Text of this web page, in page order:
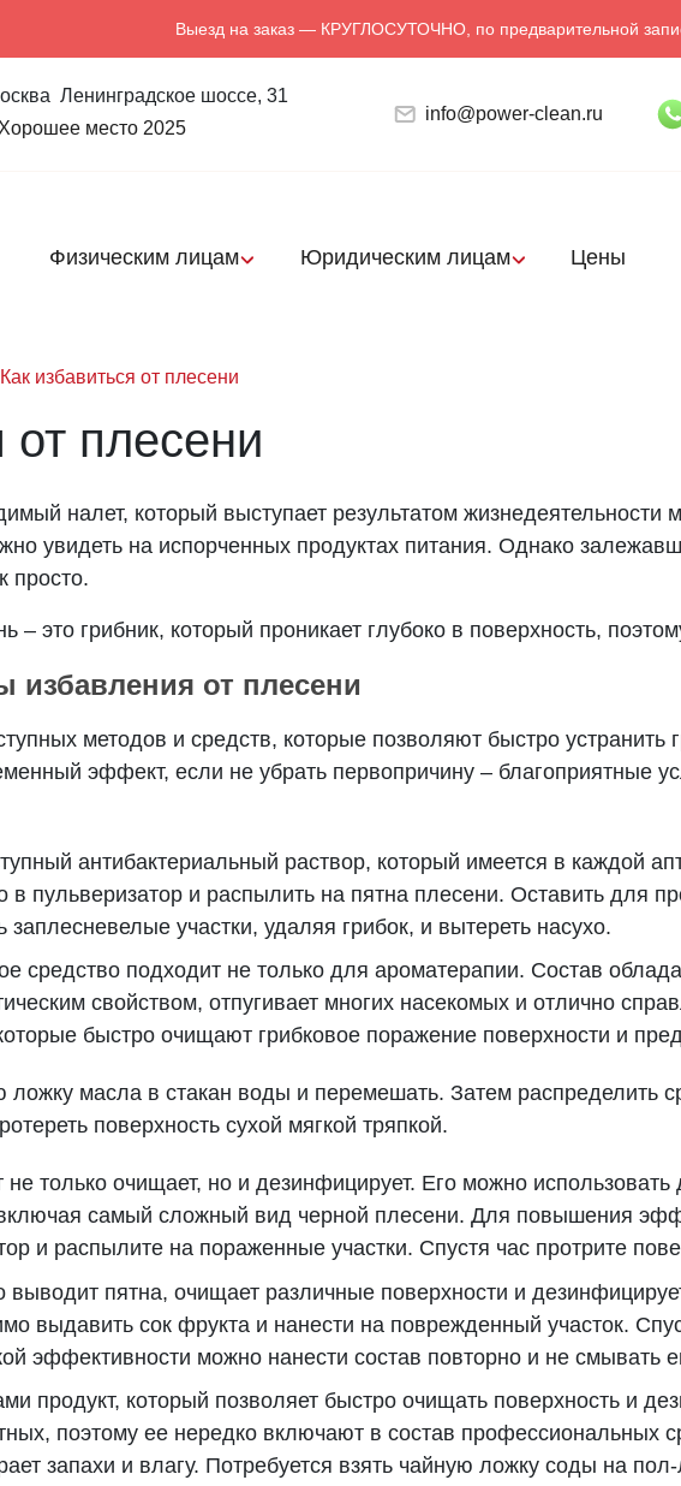
Выезд на заказ — КРУГЛОСУТОЧНО, по предварительной
Ленинградское шоссе, 31
Хорошее место 2025
info@power-clean.ru
Физическим лицам Юридическим лицам Цены
Как избавиться от плесени
от плесени
налет, который выступает результатом жизнедеятельности
увидеть на испорченных продуктах питания. Однако
просто.
– это грибник, который проникает глубоко в поверхность,
от плесени
методов и средств, которые позволяют быстро устранить
эффект, если не убрать первопричину – благоприятные
антибактериальный раствор, который имеется в каждой
в пульверизатор и распылить на пятна плесени. Оставить для
заплесневелые участки, удаляя грибок, и вытереть насухо.
средство подходит не только для ароматерапии. Состав
свойством, отпугивает многих насекомых и отлично
быстро очищают грибковое поражение поверхности и
масла в стакан воды и перемешать. Затем распределить
поверхность сухой мягкой тряпкой.
только очищает, но и дезинфицирует. Его можно
самый сложный вид черной плесени. Для повышения
и распылите на пораженные участки. Спустя час протрите
выводит пятна, очищает различные поверхности и
выдавить сок фрукта и нанести на поврежденный участок.
эффективности можно нанести состав повторно и не смывать
продукт, который позволяет быстро очищать поверхность и
поэтому ее нередко включают в состав профессиональных
запахи и влагу. Потребуется взять чайную ложку соды на